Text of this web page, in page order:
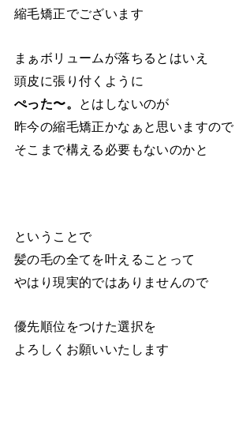
縮毛矯正でございます
まぁボリュームが落ちるとはいえ
頭皮に張り付くように
ぺった〜。
とはしないのが
昨今の縮毛矯正かなぁと思いますので
そこまで構える必要もないのかと
ということで
髪の毛の全てを叶えることって
やはり現実的ではありませんので
優先順位をつけた選択を
よろしくお願いいたします